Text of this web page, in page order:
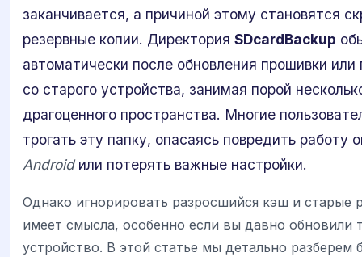
заканчивается, а причиной этому становятся
резервные копии. Директория SDcardBackup
автоматически после обновления прошивки
со старого устройства, занимая порой
драгоценного пространства. Многие
трогать эту папку, опасаясь повредить работу
Androidили потерять важные настройки.
Однако игнорировать разросшийся кэш и старые
имеет смысла, особенно если вы давно обновили
устройство. В этой статье мы детально разберем